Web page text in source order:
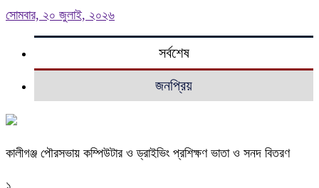
সোমবার, ২০ জুলাই, ২০২৬
সর্বশেষ
জনপ্রিয়
কালীগঞ্জ পৌরসভায় কম্পিউটার ও ড্রাইভিং প্রশিক্ষণ ভাতা ও সনদ বিতরণ